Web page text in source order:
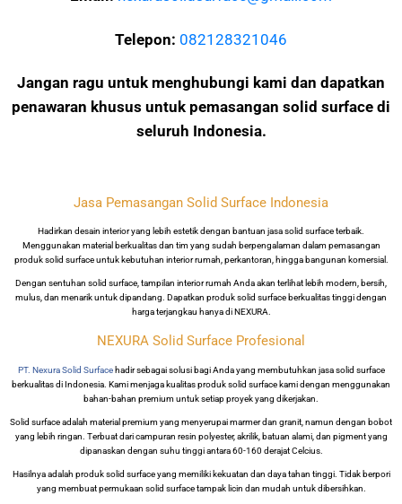
Telepon: 082128321046
Jangan ragu untuk menghubungi kami dan dapatkan
penawaran khusus untuk pemasangan solid surface di
seluruh Indonesia.
Jasa Pemasangan Solid Surface Indonesia
Hadirkan desain interior yang lebih estetik dengan bantuan jasa solid surface terbaik.
Menggunakan material berkualitas dan tim yang sudah berpengalaman dalam pemasangan
produk solid surface untuk kebutuhan interior rumah, perkantoran, hingga bangunan komersial.
Dengan sentuhan solid surface, tampilan interior rumah Anda akan terlihat lebih modern, bersih,
mulus, dan menarik untuk dipandang. Dapatkan produk solid surface berkualitas tinggi dengan
harga terjangkau hanya di NEXURA.
NEXURA Solid Surface Profesional
PT. Nexura Solid Surfacehadir sebagai solusi bagi Anda yang membutuhkan jasa solid surface
berkualitas di Indonesia. Kami menjaga kualitas produk solid surface kami dengan menggunakan
bahan-bahan premium untuk setiap proyek yang dikerjakan.
Solid surface adalah material premium yang menyerupai marmer dan granit, namun dengan bobot
yang lebih ringan. Terbuat dari campuran resin polyester, akrilik, batuan alami, dan pigment yang
dipanaskan dengan suhu tinggi antara 60-160 derajat Celcius.
Hasilnya adalah produk solid surface yang memiliki kekuatan dan daya tahan tinggi. Tidak berpori
yang membuat permukaan solid surface tampak licin dan mudah untuk dibersihkan.